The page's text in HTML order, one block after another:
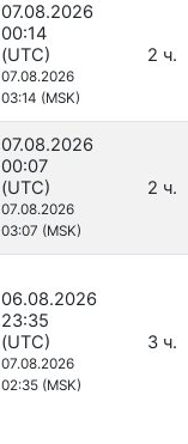
07.08.2026
00:14
(UTC)
07.08.2026
03:14 (MSK)
2 ч.
07.08.2026
00:07
(UTC)
07.08.2026
03:07 (MSK)
2 ч.
06.08.2026
23:35
(UTC)
07.08.2026
02:35 (MSK)
3 ч.